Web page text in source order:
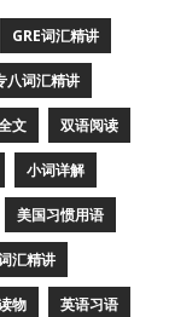
GRE词汇精讲
八词汇精讲
文 双语阅读
小词详解
美国习惯用语
汇精讲
物 英语习语